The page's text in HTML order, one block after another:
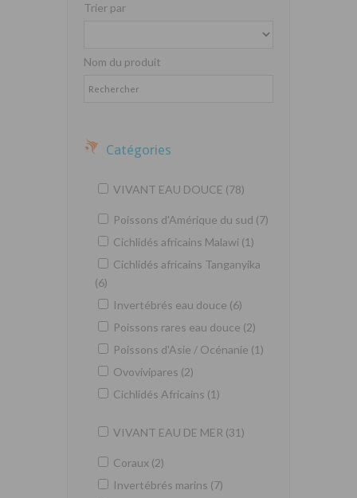
Trier par
Nom du produit
Catégories
VIVANT EAU DOUCE (78)
Poissons d'Amérique du sud (7)
Cichlidés africains Malawi (1)
Cichlidés africains Tanganyika
(6)
Invertébrés eau douce (6)
Poissons rares eau douce (2)
Poissons d'Asie / Océnanie (1)
Ovovivipares (2)
Cichlidés Africains (1)
VIVANT EAU DE MER (31)
Coraux (2)
Invertébrés marins (7)